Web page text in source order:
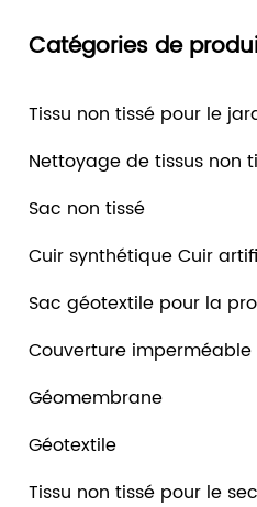
Catégories de
Tissu non tissé pour le
Nettoyage de tissus non
Sac non tissé
Cuir synthétique Cuir
Sac géotextile pour la
Couverture
Géomembrane
Géotextile
Tissu non tissé pour le